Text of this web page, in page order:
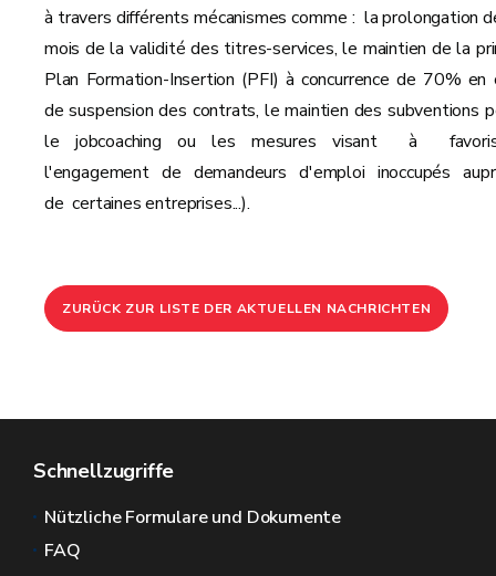
à travers différents mécanismes comme : la prolongation
mois de la validité des titres-services, le maintien de la
Plan Formation-Insertion (PFI) à concurrence de 70% en
de suspension des contrats, le maintien des subventions
le jobcoaching ou les mesures visant à
l'engagement de demandeurs d'emploi inoccupés
de certaines entreprises...).
ZURÜCK ZUR LISTE DER AKTUELLEN NACHRICHTEN
Schnellzugriffe
Nützliche Formulare und Dokumente
FAQ